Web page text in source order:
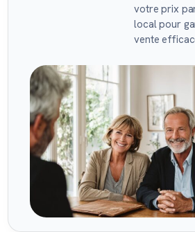
votre prix
local pour
vente